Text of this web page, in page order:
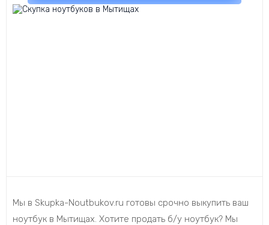
Мы в Skupka-Noutbukov.ru готовы срочно выкупить ваш
ноутбук в Мытищах. Хотите продать б/у ноутбук? Мы